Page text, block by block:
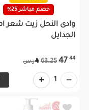
خصم مباشر 25%
وادى النحل زيت شعر
الجدايل
44
47
 63.25 ر.س
1